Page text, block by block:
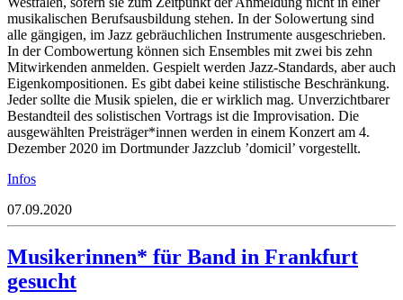
musikalischen Berufsausbildung stehen. In der Solowertung sind
alle gängigen, im Jazz gebräuchlichen Instrumente ausgeschrieben.
In der Combowertung können sich Ensembles mit zwei bis zehn
Mitwirkenden anmelden. Gespielt werden Jazz-Standards, aber auch
Eigenkompositionen. Es gibt dabei keine stilistische Beschränkung.
Jeder sollte die Musik spielen, die er wirklich mag. Unverzichtbarer
Bestandteil des solistischen Vortrags ist die Improvisation. Die
ausgewählten Preisträger*innen werden in einem Konzert am 4.
Dezember 2020 im Dortmunder Jazzclub ’domicil’ vorgestellt.
Infos
07.09.2020
Musikerinnen* für Band in Frankfurt
gesucht